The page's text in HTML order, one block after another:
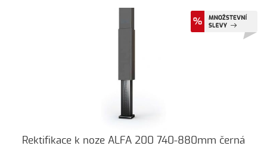
Rektifikace k noze ALFA 200 740-880mm černá